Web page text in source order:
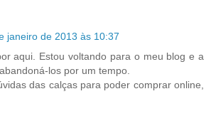
janeiro de 2013 às 10:37
aqui. Estou voltando para o meu blog e a
los por um tempo.
das calças para poder comprar online,